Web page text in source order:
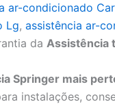
ar-condicionado
Lg, assistência ar-
da Assistência
Springer mais
instalações,